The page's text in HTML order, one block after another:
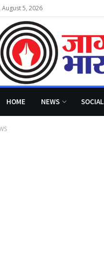
5, 2026
HOME NEWS SOCIAL